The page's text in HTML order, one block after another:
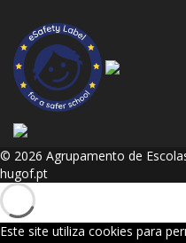
© 2026 Agrupamento de
hugof.pt
Este site utiliza cookies para